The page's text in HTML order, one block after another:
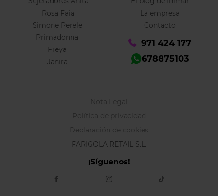
Rosa Faia
Simone Perele
Primadonna
Freya
Janira
La empresa
Contacto
971 424 177
678875103
Nota Legal
Política de privacidad
Declaración de cookies
FARIGOLA RETAIL S.L.
¡Síguenos!